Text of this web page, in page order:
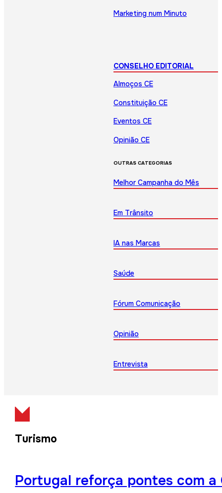
Marketing num Minuto
CONSELHO EDITORIAL
Almoços CE
Constituição CE
Eventos CE
Opinião CE
OUTRAS CATEGORIAS
Melhor Campanha do Mês
Em Trânsito
IA nas Marcas
Saúde
Fórum Comunicação
Opinião
Entrevista
Turismo
Portugal reforça pontes com